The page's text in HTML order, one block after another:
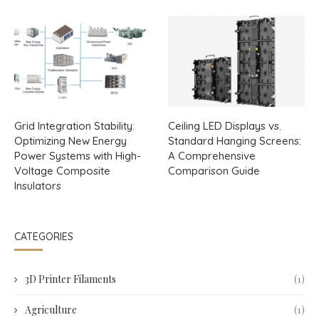
Grid Integration Stability:
Optimizing New Energy
Power Systems with High-
Voltage Composite
Insulators
Ceiling LED Displays vs.
Standard Hanging Screens:
A Comprehensive
Comparison Guide
CATEGORIES
3D Printer Filaments (1)
Agriculture (1)